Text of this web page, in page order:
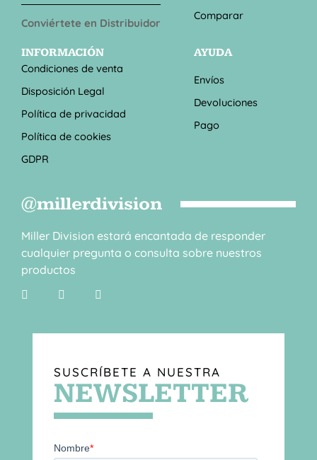
Conviértete en Distribuidor
Comparar
INFORMACIÓN
Condiciones de venta
Disposición Legal
Política de privacidad
Política de cookies
GDPR
AYUDA
Envíos
Devoluciones
Pago
@millerdivision
Miller Division estará encantada de responder
cualquier pregunta o consulta sobre nuestros
productos
SUSCRÍBETE A NUESTRA
NEWSLETTER